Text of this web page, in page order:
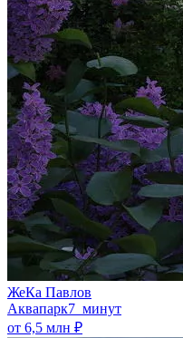
ЖеКа Павлов
Аквапарк7 минут
от 6,5 млн ₽